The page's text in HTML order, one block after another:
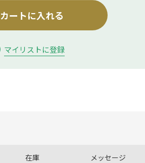
カートに入れる
マイリストに登録
在庫 メッセージ